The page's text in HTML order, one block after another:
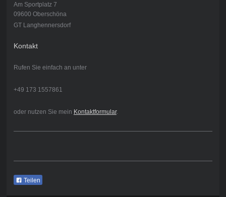
Am Sportplatz 7
09600 Oberschöna
GT Langhennersdorf
Kontakt
Rufen Sie einfach an unter
+49 173 1557861
oder nutzen Sie mein Kontaktformular.
Teilen